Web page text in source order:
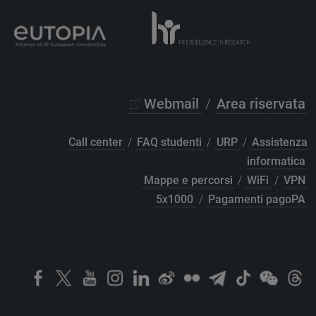
Webmail / Area riservata
Call center / FAQ studenti / URP / Assistenza
informatica
Mappe e percorsi / WiFi / VPN
5x1000 / Pagamenti pagoPA